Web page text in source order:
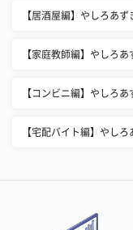
【居酒屋編】やしろあ
【家庭教師編】やしろ
【コンビニ編】やしろ
【宅配バイト編】やし